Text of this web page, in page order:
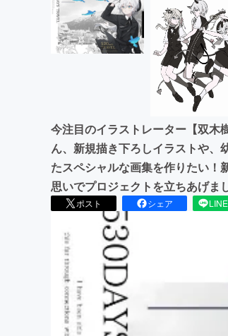
今注目のイラストレーター【双木
ん、新規描き下ろしイラストや、
たスペシャルな画集を作りたい！
思いでプロジェクトを立ちあげま
ポスト シェア